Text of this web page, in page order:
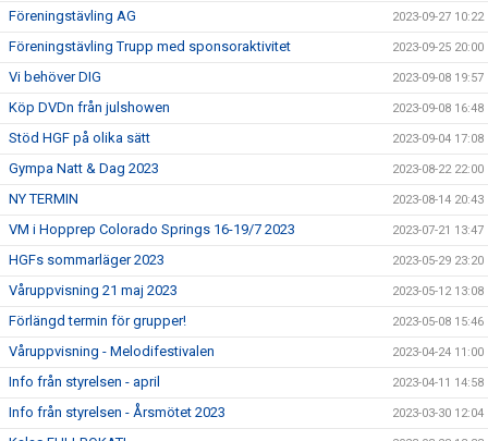
Föreningstävling AG 2023-09-27 10:22
Föreningstävling Trupp med sponsoraktivitet 2023-09-25 20:00
Vi behöver DIG 2023-09-08 19:57
Köp DVDn från julshowen 2023-09-08 16:48
Stöd HGF på olika sätt 2023-09-04 17:08
Gympa Natt & Dag 2023 2023-08-22 22:00
NY TERMIN 2023-08-14 20:43
VM i Hopprep Colorado Springs 16-19/7 2023 2023-07-21 13:47
HGFs sommarläger 2023 2023-05-29 23:20
Våruppvisning 21 maj 2023 2023-05-12 13:08
Förlängd termin för grupper! 2023-05-08 15:46
Våruppvisning - Melodifestivalen 2023-04-24 11:00
Info från styrelsen - april 2023-04-11 14:58
Info från styrelsen - Årsmötet 2023 2023-03-30 12:04